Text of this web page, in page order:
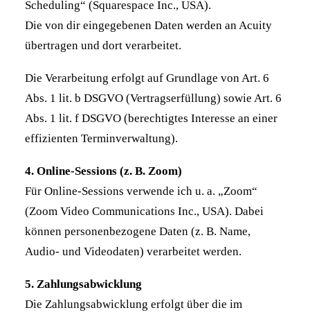
Scheduling“ (Squarespace Inc., USA).
Die von dir eingegebenen Daten werden an Acuity
übertragen und dort verarbeitet.
Die Verarbeitung erfolgt auf Grundlage von Art. 6
Abs. 1 lit. b DSGVO (Vertragserfüllung) sowie Art. 6
Abs. 1 lit. f DSGVO (berechtigtes Interesse an einer
effizienten Terminverwaltung).
4. Online-Sessions (z. B. Zoom)
Für Online-Sessions verwende ich u. a. „Zoom“
(Zoom Video Communications Inc., USA). Dabei
können personenbezogene Daten (z. B. Name,
Audio- und Videodaten) verarbeitet werden.
5. Zahlungsabwicklung
Die Zahlungsabwicklung erfolgt über die im